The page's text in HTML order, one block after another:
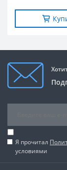
Я прочитал
условиями